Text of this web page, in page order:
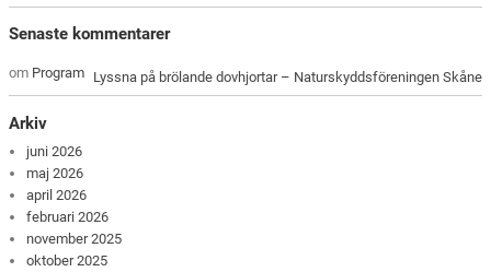
Senaste kommentarer
Lyssna på brölande dovhjortar – Naturskyddsföreningen Skåne
om Program
Arkiv
juni 2026
maj 2026
april 2026
februari 2026
november 2025
oktober 2025